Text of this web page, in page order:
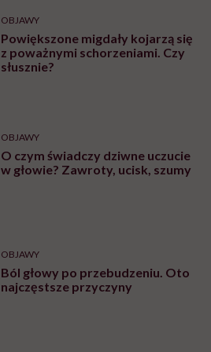
OBJAWY
Powiększone migdały kojarzą się
z poważnymi schorzeniami. Czy
słusznie?
OBJAWY
O czym świadczy dziwne uczucie
w głowie? Zawroty, ucisk, szumy
OBJAWY
Ból głowy po przebudzeniu. Oto
najczęstsze przyczyny